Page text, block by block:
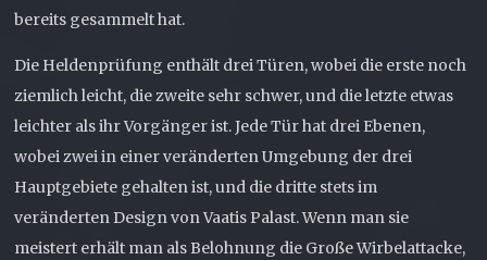
bereits gesammelt hat.
Die Heldenprüfung enthält drei Türen, wobei die erste noch
ziemlich leicht, die zweite sehr schwer, und die letzte etwas
leichter als ihr Vorgänger ist. Jede Tür hat drei Ebenen,
wobei zwei in einer veränderten Umgebung der drei
Hauptgebiete gehalten ist, und die dritte stets im
veränderten Design von Vaatis Palast. Wenn man sie
meistert erhält man als Belohnung die Große Wirbelattacke,